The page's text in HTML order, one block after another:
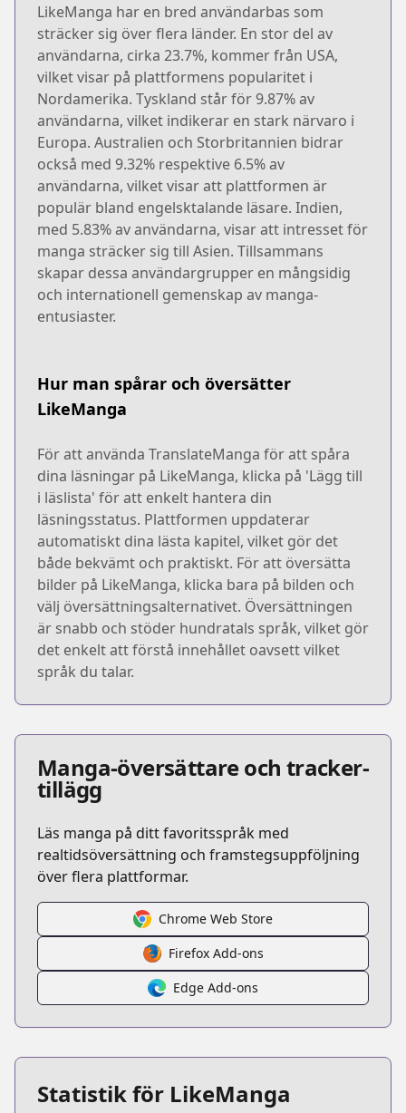
LikeManga har en bred användarbas som
sträcker sig över flera länder. En stor del av
användarna, cirka 23.7%, kommer från USA,
vilket visar på plattformens popularitet i
Nordamerika. Tyskland står för 9.87% av
användarna, vilket indikerar en stark närvaro i
Europa. Australien och Storbritannien bidrar
också med 9.32% respektive 6.5% av
användarna, vilket visar att plattformen är
populär bland engelsktalande läsare. Indien,
med 5.83% av användarna, visar att intresset för
manga sträcker sig till Asien. Tillsammans
skapar dessa användargrupper en mångsidig
och internationell gemenskap av manga-
entusiaster.
Hur man spårar och översätter
LikeManga
För att använda TranslateManga för att spåra
dina läsningar på LikeManga, klicka på 'Lägg till
i läslista' för att enkelt hantera din
läsningsstatus. Plattformen uppdaterar
automatiskt dina lästa kapitel, vilket gör det
både bekvämt och praktiskt. För att översätta
bilder på LikeManga, klicka bara på bilden och
välj översättningsalternativet. Översättningen
är snabb och stöder hundratals språk, vilket gör
det enkelt att förstå innehållet oavsett vilket
språk du talar.
Manga-översättare och tracker-
tillägg
Läs manga på ditt favoritsspråk med
realtidsöversättning och framstegsuppföljning
över flera plattformar.
Chrome Web Store
Firefox Add-ons
Edge Add-ons
Statistik för LikeManga